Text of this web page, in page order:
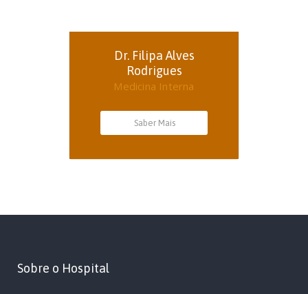
Dr. Filipa Alves
Rodrigues
Medicina Interna
Saber Mais
Sobre o Hospital